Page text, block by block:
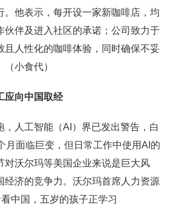
。他表示，每开设一家新咖啡店，均
伙伴及进入社区的承诺；公司致力于
且人性化的咖啡体验，同时确保不妥
小食代）
应向中国取经
，人工智能（AI）界已发出警告，白
月面临巨变，但日常工作中使用AI的
对沃尔玛等美国企业来说是巨大风
经济的竞争力。沃尔玛首席人力资源
中国，五岁的孩子正学习